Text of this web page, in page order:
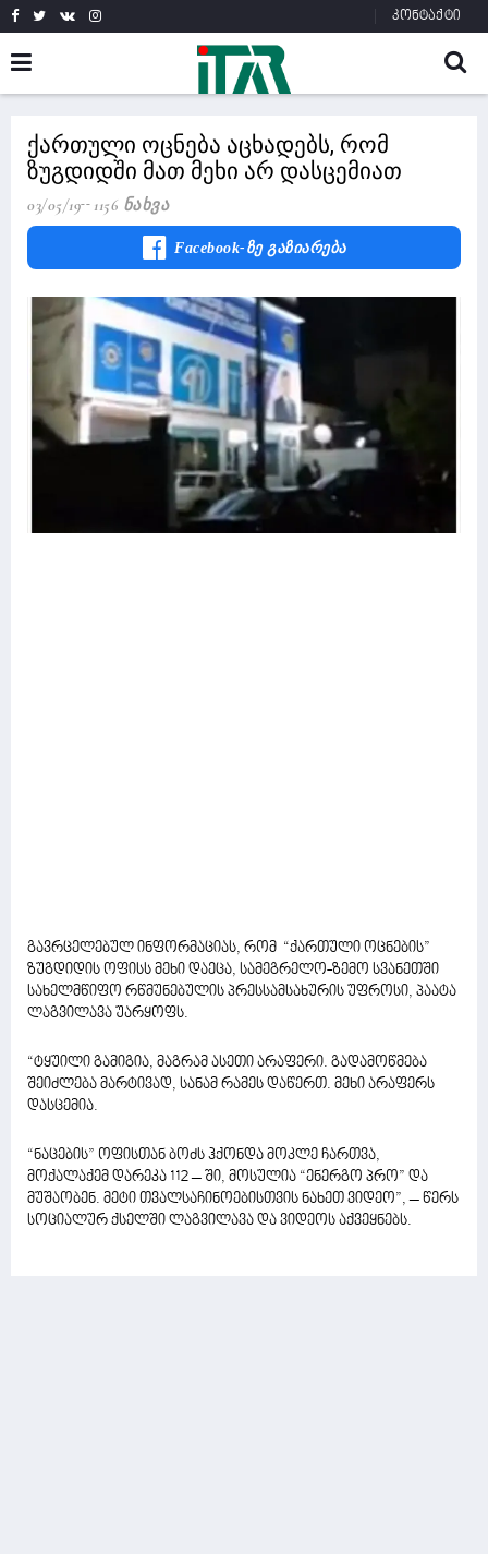
კონტაქტი
ქართული ოცნება აცხადებს, რომ
ზუგდიდში მათ მეხი არ დასცემიათ
03/05/19 1156 Ნახვა
Facebook-Ზე Გაზიარება
გავრცელებულ ინფორმაციას, რომ “ქართული ოცნების”
ზუგდიდის ოფისს მეხი დაეცა, სამეგრელო-ზემო სვანეთში
სახელმწიფო რწმუნებულის პრესსამსახურის უფროსი, პაატა
ლაგვილავა უარყოფს.
“ტყუილი გამიგია, მაგრამ ასეთი არაფერი. გადამოწმება
შეიძლება მარტივად, სანამ რამეს დაწერთ. მეხი არაფერს
დასცემია.
“ნაცების” ოფისთან ბოძს ჰქონდა მოკლე ჩართვა,
მოქალაქემ დარეკა 112 – ში, მოსულია “ენერგო პრო” და
მუშაობენ. მეტი თვალსაჩინოებისთვის ნახეთ ვიდეო”, – წერს
სოციალურ ქსელში ლაგვილავა და ვიდეოს აქვეყნებს.